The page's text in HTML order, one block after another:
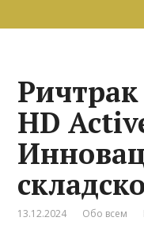
Ричтрак
HD
13.12.2024 Обо всем